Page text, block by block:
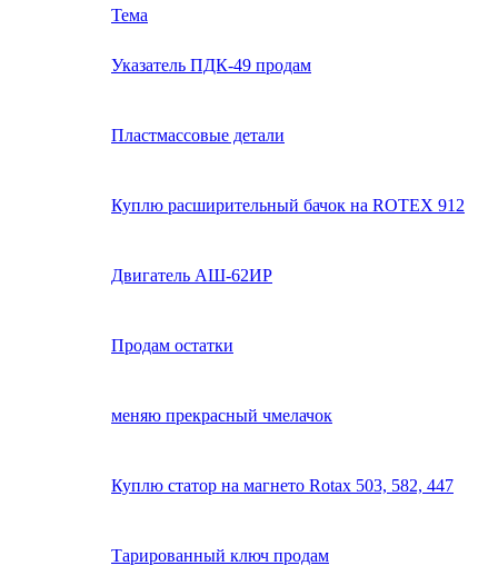
Тема
Указатель ПДК-49 продам
Пластмассовые детали
Куплю расширительный бачок на ROTEX 912
Двигатель АШ-62ИР
Продам остатки
меняю прекрасный чмелачок
Куплю статор на магнето Rotax 503, 582, 447
Тарированный ключ продам